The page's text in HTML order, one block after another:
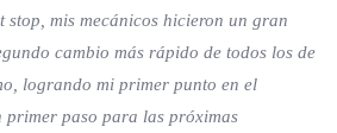
mis mecánicos hicieron un gran
cambio más rápido de todos los de
logrando mi primer punto en el
primer paso para las próximas